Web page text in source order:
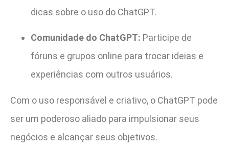
dicas sobre o uso do ChatGPT.
Comunidade do ChatGPT: Participe de
fóruns e grupos online para trocar ideias e
experiências com outros usuários.
Com o uso responsável e criativo, o ChatGPT pode
ser um poderoso aliado para impulsionar seus
negócios e alcançar seus objetivos.